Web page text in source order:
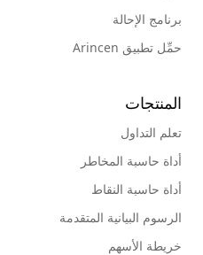
برنامج الإحالة
حمِّل تطبيق Arincen
المنتجات
تعلم التداول
أداة حاسبة المخاطر
أداة حاسبة النقاط
الرسوم البيانية المتقدمة
خريطة الأسهم